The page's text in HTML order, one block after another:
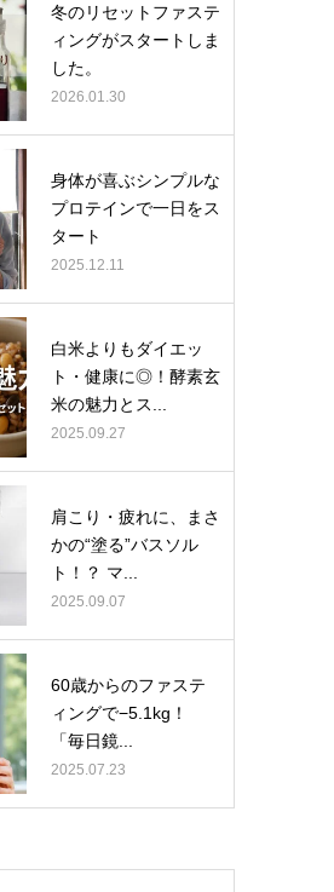
冬のリセットファステ
ィングがスタートしま
した。
2026.01.30
身体が喜ぶシンプルな
プロテインで一日をス
タート
2025.12.11
白米よりもダイエッ
ト・健康に◎！酵素玄
米の魅力とス...
2025.09.27
肩こり・疲れに、まさ
かの“塗る”バスソル
ト！？ マ...
2025.09.07
60歳からのファステ
ィングで−5.1kg！
「毎日鏡...
2025.07.23